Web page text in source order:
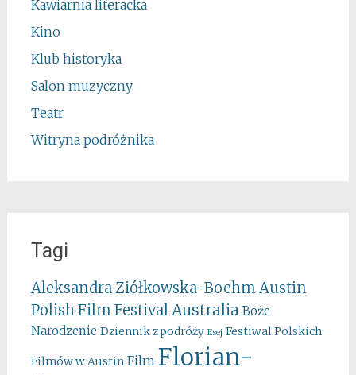
Kawiarnia literacka
Kino
Klub historyka
Salon muzyczny
Teatr
Witryna podróżnika
Tagi
Aleksandra Ziółkowska-Boehm Austin
Polish Film FestivalAustralia Boże
Narodzenie Dziennik z podróży Esej Festiwal Polskich
Filmów w Austin Film Florian-